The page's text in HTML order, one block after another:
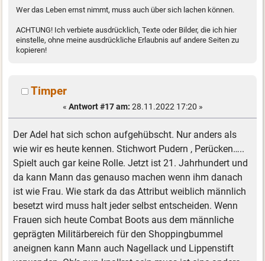
Wer das Leben ernst nimmt, muss auch über sich lachen können.
ACHTUNG! Ich verbiete ausdrücklich, Texte oder Bilder, die ich hier
einstelle, ohne meine ausdrückliche Erlaubnis auf andere Seiten zu
kopieren!
Timper
« Antwort #17 am: 28.11.2022 17:20 »
Der Adel hat sich schon aufgehübscht. Nur anders als
wie wir es heute kennen. Stichwort Pudern , Perücken…..
Spielt auch gar keine Rolle. Jetzt ist 21. Jahrhundert und
da kann Mann das genauso machen wenn ihm danach
ist wie Frau. Wie stark da das Attribut weiblich männlich
besetzt wird muss halt jeder selbst entscheiden. Wenn
Frauen sich heute Combat Boots aus dem männliche
geprägten Militärbereich für den Shoppingbummel
aneignen kann Mann auch Nagellack und Lippenstift